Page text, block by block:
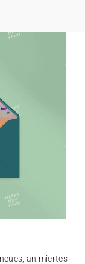
animiertes